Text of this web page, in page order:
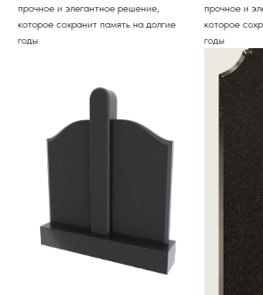
прочное и элегантное решение,
которое сохранит память на долгие
годы
прочное и
которое
годы